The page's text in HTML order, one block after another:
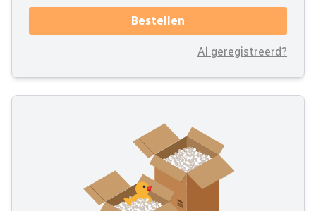
Bestellen
Al geregistreerd?